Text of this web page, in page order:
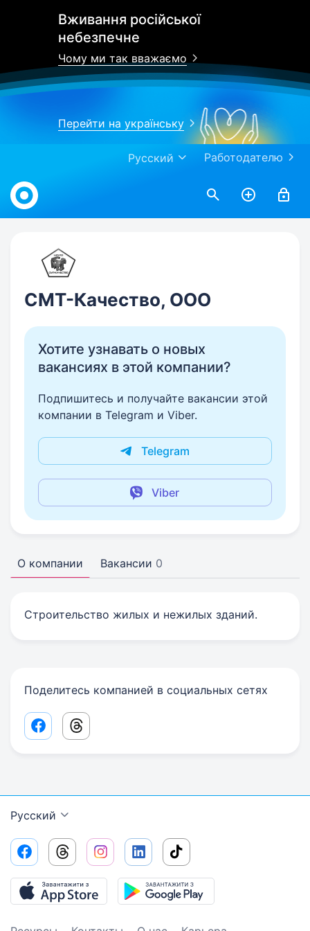
Вживання російської
небезпечне
Чому ми так вважаємо
Перейти на українську
Работодателю
Русский
Work.ua
СМТ-Качество, ООО
Хотите узнавать о новых
вакансиях в этой компании?
Подпишитесь и получайте вакансии этой
компании в Telegram и Viber.
Telegram
Viber
О компании Вакансии 0
Строительство жилых и нежилых зданий.
Поделитесь компанией в социальных сетях
Facebook share link
Threads share link
Русский